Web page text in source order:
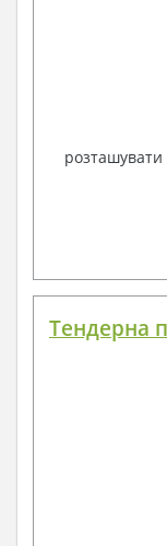
розташувати
Тендерна